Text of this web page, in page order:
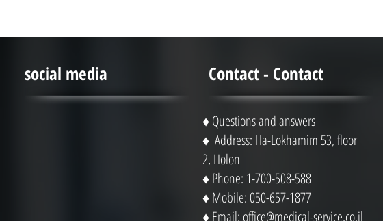
social media Contact - Contact
♦ Questions and answers
♦ Address: Ha-Lokhamim 53, floor
2, Holon
♦ Phone: 1-700-508-588
♦ Mobile: 050-657-1877
♦ Email: office@medical-service.co.il